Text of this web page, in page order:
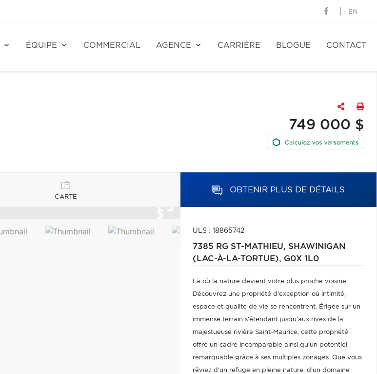
EN
ÉQUIPE COMMERCIAL AGENCE CARRIÈRE BLOGUE CONTACT
749 000 $
CARTE
OBTENIR PLUS DE DÉTAILS
ULS : 18865742
7385 RG ST-MATHIEU, SHAWINIGAN
(LAC-À-LA-TORTUE), G0X 1L0
Là où la nature devient votre plus proche voisine.
Découvrez une propriété d'exception où intimité,
espace et qualité de vie se rencontrent. Érigée sur un
immense terrain s'étendant jusqu'aux rives de la
majestueuse rivière Saint-Maurice, cette propriété
offre un cadre incomparable ainsi qu'un potentiel
remarquable grâce à ses multiples zonages. Que vous
rêviez d'un refuge en pleine nature, d'un domaine